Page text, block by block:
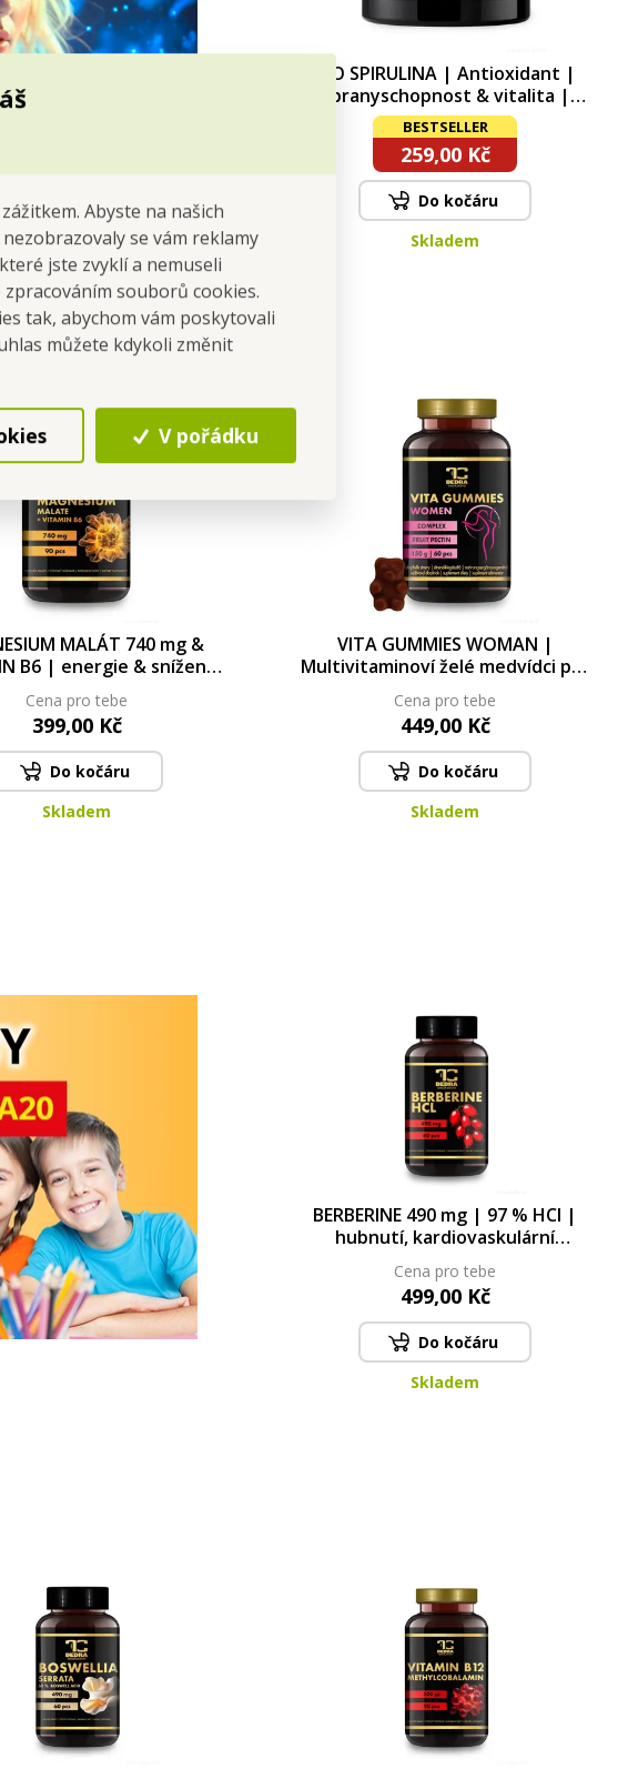
Abyste na našich
se vám reklamy
jste zvyklí a nemuseli
souborů cookies.
tak, abychom vám poskytovali
můžete kdykoli změnit
V pořádku
BIO SPIRULINA | Antioxidant |
obranyschopnost & vitalita |
1000 tablet x 250 mg | 250 g
BESTSELLER
259,00 Kč
Do kočáru
Skladem
MALÁT 740 mg &
B6 | energie & snížení
90 kapslí | 78 g
Cena pro tebe
399,00 Kč
Do kočáru
Skladem
VITA GUMMIES WOMAN |
Multivitaminoví želé medvídci pro
ženy | energie, imunita, pokožka
& vlasy | tropická příchuť | 60 ks
Cena pro tebe
449,00 Kč
Do kočáru
Skladem
BERBERINE 490 mg | 97 % HCl |
hubnutí, kardiovaskulární
systém, normální cholesterol v
krvi | 60 kapslí
Cena pro tebe
499,00 Kč
Do kočáru
Skladem